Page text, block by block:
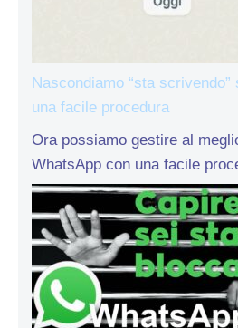
Nascondiamo “sta
una facile procedura
Ora possiamo gestire al
WhatsApp con una facile